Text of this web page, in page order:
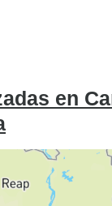
en